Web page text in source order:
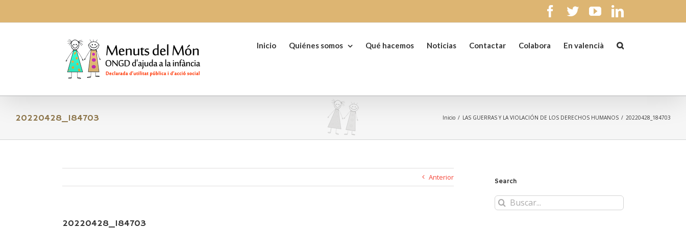
content
facebook
twitteryoutubelinkedin
Inicio Quiénes somos Qué hacemos Noticias Contactar Colabora En valencià
20220428_184703 Inicio / LAS GUERRAS Y LA VIOLACIÓN DE LOS DERECHOS HUMANOS / 20220428_184703
Anterior
20220428_184703
Search
Buscar: